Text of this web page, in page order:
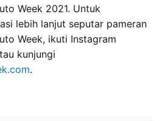
Week 2021. Untuk
lebih lanjut seputar pameran
Week, ikuti Instagram
kunjungi
.